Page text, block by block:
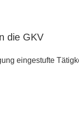
die GKV
eingestufte